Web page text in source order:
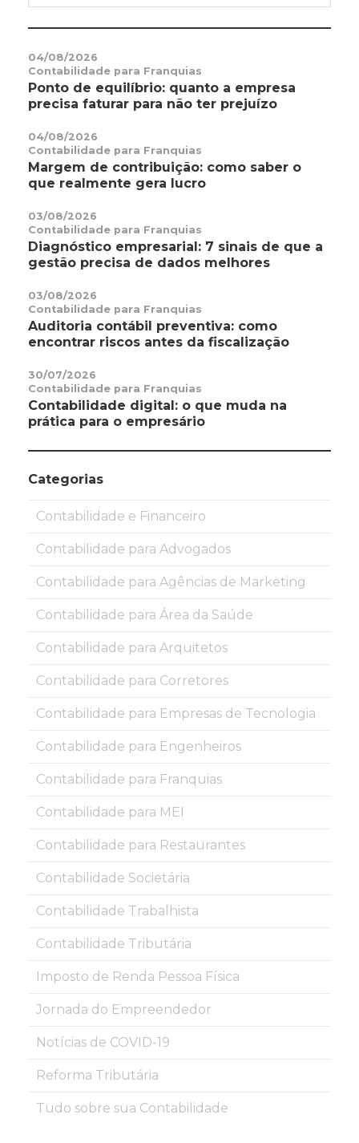
04/08/2026
Contabilidade para Franquias
Ponto de equilíbrio: quanto a empresa
precisa faturar para não ter prejuízo
04/08/2026
Contabilidade para Franquias
Margem de contribuição: como saber o
que realmente gera lucro
03/08/2026
Contabilidade para Franquias
Diagnóstico empresarial: 7 sinais de que a
gestão precisa de dados melhores
03/08/2026
Contabilidade para Franquias
Auditoria contábil preventiva: como
encontrar riscos antes da fiscalização
30/07/2026
Contabilidade para Franquias
Contabilidade digital: o que muda na
prática para o empresário
Categorias
Contabilidade e Financeiro
Contabilidade para Advogados
Contabilidade para Agências de Marketing
Contabilidade para Área da Saúde
Contabilidade para Arquitetos
Contabilidade para Corretores
Contabilidade para Empresas de Tecnologia
Contabilidade para Engenheiros
Contabilidade para Franquias
Contabilidade para MEI
Contabilidade para Restaurantes
Contabilidade Societária
Contabilidade Trabalhista
Contabilidade Tributária
Imposto de Renda Pessoa Física
Jornada do Empreendedor
Notícias de COVID-19
Reforma Tributária
Tudo sobre sua Contabilidade